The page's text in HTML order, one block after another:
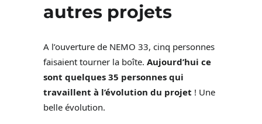
autres projets
A l’ouverture de NEMO 33, cinq personnes
faisaient tourner la boîte. Aujourd’hui ce
sont quelques 35 personnes qui
travaillent à l’évolution du projet ! Une
belle évolution.